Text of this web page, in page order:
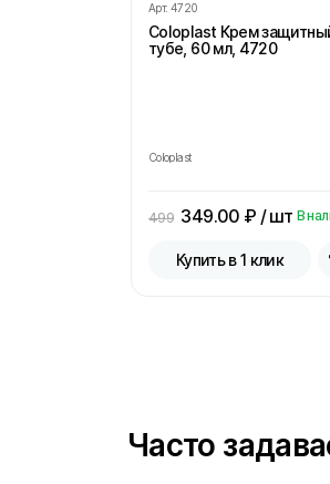
Арт. 4720
Coloplast Крем
тубе, 60 мл, 4720
Coloplast
499 349.00 ₽ / шт В
Купить в 1 клик
Часто